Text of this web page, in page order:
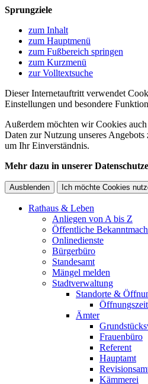
Sprungziele
zum Inhalt
zum Hauptmenü
zum Fußbereich springen
zum Kurzmenü
zur Volltextsuche
Dieser Internetauftritt verwendet
Einstellungen und besondere
Außerdem möchten wir Cookies
Daten zur Nutzung unseres
um Ihr Einverständnis.
Mehr dazu in unserer
Ausblenden Ich möchte Cookies
Rathaus & Leben
Anliegen von A bis Z
Öffentliche
Onlinedienste
Bürgerbüro
Standesamt
Mängel melden
Stadtverwaltung
Standorte &
Ämter
Frauenbüro
Referent
Hauptamt
Kämmerei